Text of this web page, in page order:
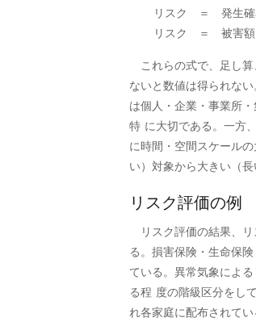
リスク ＝ 発生確
リスク ＝ 被害額
これらの式で、足し算
ないと数値は得られな
は個人・企業・事業所
特 に大切である。一方
に時間・空間スケール
い）対象から大きい（
リスク評価の例
リスク評価の結果、リ
る。損害保険・生命保
ている。異常気象によ
る程 度の階級区分をし
れ各家庭に配布されて